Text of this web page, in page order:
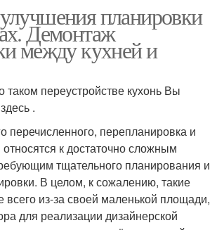
планировки
Демонтаж
между кухней и
таком переустройстве кухонь Вы
.
перечисленного, перепланировка и
к достаточно сложным
тщательного планирования и
В целом, к сожалению, такие
всего из-за своей маленькой площади,
для реализации дизайнерской